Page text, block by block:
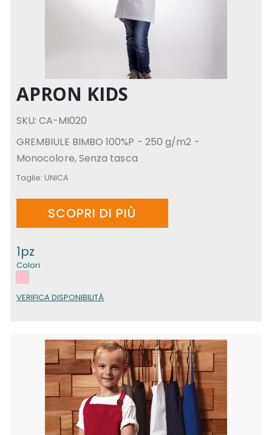
APRON KIDS
SKU: CA-MI020
GREMBIULE BIMBO 100%P - 250 g/m2 -
Monocolore, Senza tasca
Taglie: UNICA
SCOPRI DI PIÙ
1pz
Colori
VERIFICA DISPONIBILITÀ